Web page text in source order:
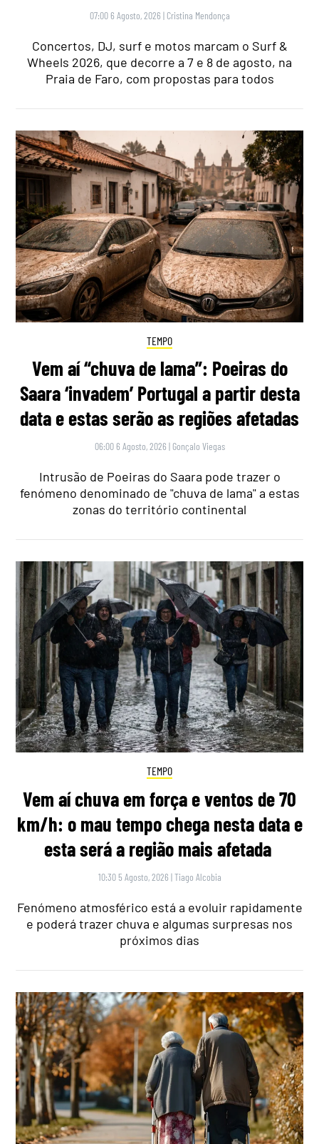
07:00 6 Agosto, 2026 | Cristina Mendonça
Concertos, DJ, surf e motos marcam o Surf &
Wheels 2026, que decorre a 7 e 8 de agosto, na
Praia de Faro, com propostas para todos
TEMPO
Vem aí “chuva de lama”: Poeiras do
Saara ‘invadem’ Portugal a partir desta
data e estas serão as regiões afetadas
06:00 6 Agosto, 2026 | Gonçalo Viegas
Intrusão de Poeiras do Saara pode trazer o
fenómeno denominado de "chuva de lama" a estas
zonas do território continental
TEMPO
Vem aí chuva em força e ventos de 70
km/h: o mau tempo chega nesta data e
esta será a região mais afetada
10:30 5 Agosto, 2026 |Tiago Alcobia
Fenómeno atmosférico está a evoluir rapidamente
e poderá trazer chuva e algumas surpresas nos
próximos dias